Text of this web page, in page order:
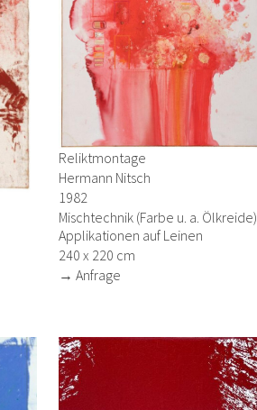
Reliktmontage
Hermann Nitsch
1982
Mischtechnik (Farbe u. a. Ölkreide),
Applikationen auf Leinen
240 x 220 cm
→ Anfrage